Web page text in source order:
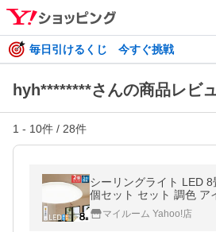
毎日引けるくじ 今すぐ挑戦
hyh********さんの商品レビ
1 - 10件 / 28件
シーリングライト LED
個セット セット 調色 アイ
シーリングライト Series
マイルーム Yahoo!店